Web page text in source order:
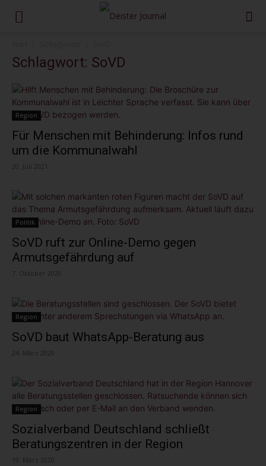
Schlagwort: SoVD
Region
Für Menschen mit Behinderung: Infos rund
um die Kommunalwahl
20. Juli 2021
Politik
SoVD ruft zur Online-Demo gegen
Armutsgefährdung auf
7. Oktober 2020
Region
SoVD baut WhatsApp-Beratung aus
24. März 2020
Region
Sozialverband Deutschland schließt
Beratungszentren in der Region
19. März 2020